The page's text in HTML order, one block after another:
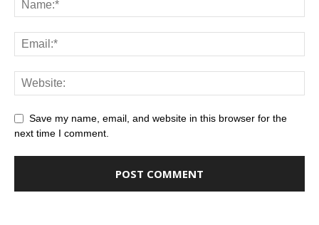
Save my name, email, and website in this browser for the
next time I comment.